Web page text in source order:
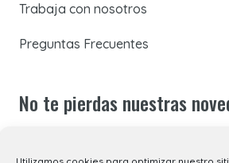
Trabaja con nosotros
Preguntas Frecuentes
No te pierdas nuestras